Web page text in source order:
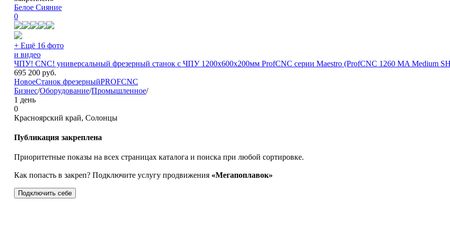
Белое Сияние
0
+ Ещё 16 фото
и видео
ЧПУ! CNC! универсальный фрезерный станок с ЧПУ 1200х600х200мм ProfCNC серии Maestro (ProfCNC 1260 MA Medium
695 200 руб.
НовоеСтанок фрезерныйPROFCNC
Бизнес/Оборудование/Промышленное/
1 день
0
Красноярский край, Солонцы
Публикация закреплена
Приоритетные показы на всех страницах каталога и поиска при любой сортировке.
Как попасть в закреп? Подключите услугу продвижения «Мегапоплавок»
Подключить себе